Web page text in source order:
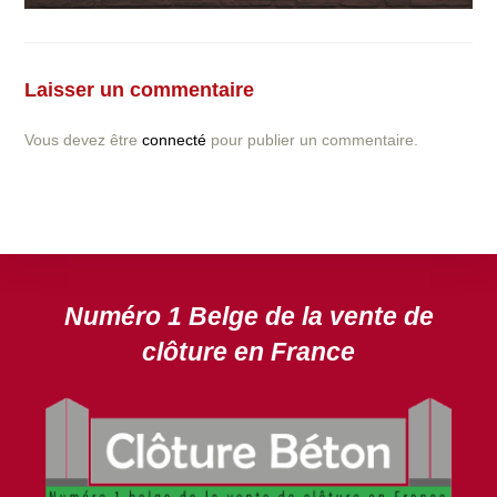
Laisser un commentaire
Vous devez êtreconnecté pour publier un commentaire.
N’hésitez pas à nous contacter ! nous vous proposerons
projet.
Numéro 1 Belge de la vente de
clôture en France